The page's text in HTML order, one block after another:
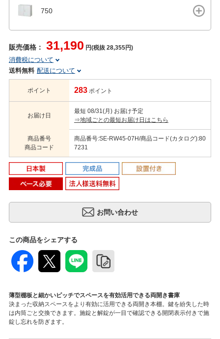
750
販売価格： 31,190 円(税抜 28,355円)
消費税について
送料無料 配送について
ポイント 283 ポイント
お届け日
最短 08/31(月) お届け予定
⇒地域ごとの最短お届け日はこちら
商品番号
商品コード
商品番号:SE-RW45-07H/商品コード(カタログ):80
7231
この商品をシェアする
薄型棚板と細かいピッチでスペースを有効活用できる両開き書庫
決まった収納スペースをより有効に活用できる両開き本棚。鍵を紛失した時
は内筒ごと交換できます。施錠と解錠が一目で確認できる開閉表示付きで施
錠し忘れを防ぎます。